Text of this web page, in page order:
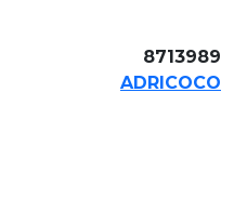
8713989
ADRICOCO